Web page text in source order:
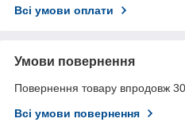
Всі умови оплати
Умови повернення
Повернення товару впродовж
Всі умови повернення